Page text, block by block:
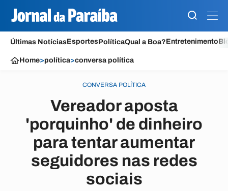
Últimas NotíciasEsportesPolíticaQual a Boa?Entretenimento
Home>política>conversa política
CONVERSA POLÍTICA
Vereador aposta
'porquinho' de dinheiro
para tentar aumentar
seguidores nas redes
sociais